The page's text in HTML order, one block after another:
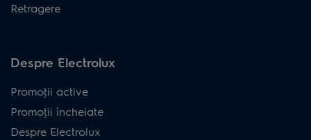
Retragere
Despre Electrolux
Promoţii active
Promoţii încheiate
Despre Electrolux